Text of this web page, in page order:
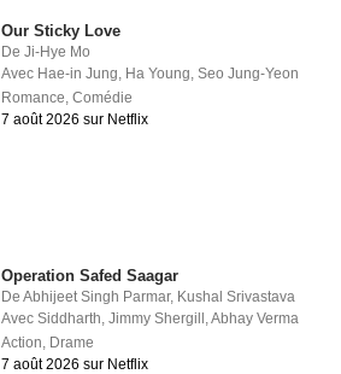
Our Sticky Love
DeJi-Hye Mo
Avec Hae-in Jung Ha Young ,Seo Jung-Yeon
Romance ,Comédie
7 août 2026 sur Netflix
Operation Safed Saagar
DeAbhijeet Singh Parmar, Kushal Srivastava
AvecSiddharth,Jimmy Shergill ,Abhay Verma
Action, Drame
7 août 2026 sur Netflix